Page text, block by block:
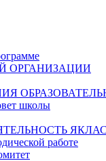
ОРГАНИЗАЦИИ
школы
работе